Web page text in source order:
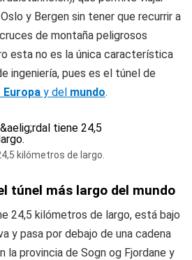
y Bergen sin tener que recurrir a
de montaña peligrosos
esta no es la única característica
ingeniería, pues es el túnel de
Europa y del mundo.
kilómetros de largo.
túnel más largo del mundo
24,5 kilómetros de largo, está bajo
y pasa por debajo de una cadena
la provincia de Sogn og Fjordane y